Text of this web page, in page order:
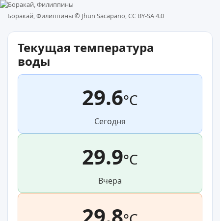
Боракай, Филиппины © Jhun Sacapano, CC BY-SA 4.0
Текущая температура
воды
29.6°C
Сегодня
29.9°C
Вчера